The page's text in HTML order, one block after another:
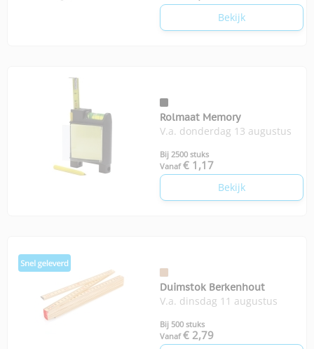
Bekijk
Rolmaat Memory
V.a. donderdag 13 augustus
Bij 2500 stuks
Vanaf € 1,17
Bekijk
Duimstok Berkenhout
V.a. dinsdag 11 augustus
Bij 500 stuks
Vanaf € 2,79